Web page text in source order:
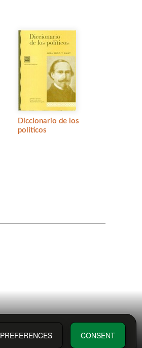
Diccionario de los
políticos
PREFERENCES CONSENT